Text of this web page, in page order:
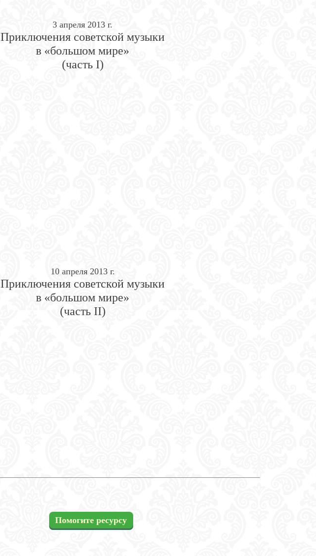
3 апреля 2013 г.
Приключения советской музыки
в «большом мире»
(часть I)
10 апреля 2013 г.
Приключения советской музыки
в «большом мире»
(часть II)
Помогите ресурсу